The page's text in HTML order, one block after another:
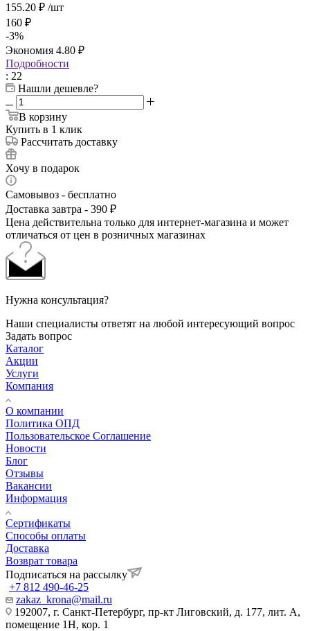
155.20 ₽ /шт
160 ₽
-3%
Экономия 4.80 ₽
Подробности
: 22
Нашли дешевле?
В корзину
Купить в 1 клик
Рассчитать доставку
Хочу в подарок
Самовывоз - бесплатно
Доставка завтра - 390 ₽
Цена действительна только для интернет-магазина и может
отличаться от цен в розничных магазинах
Нужна консультация?
Наши специалисты ответят на любой интересующий вопрос
Задать вопрос
Каталог
Акции
Услуги
Компания
О компании
Политика ОПД
Пользовательское Соглашение
Новости
Блог
Отзывы
Вакансии
Информация
Сертификаты
Способы оплаты
Доставка
Возврат товара
Подписаться на рассылку
+7 812 490-46-25
zakaz_krona@mail.ru
192007, г. Санкт-Петербург, пр-кт Лиговский, д. 177, лит. А,
помещение 1Н, кор. 1